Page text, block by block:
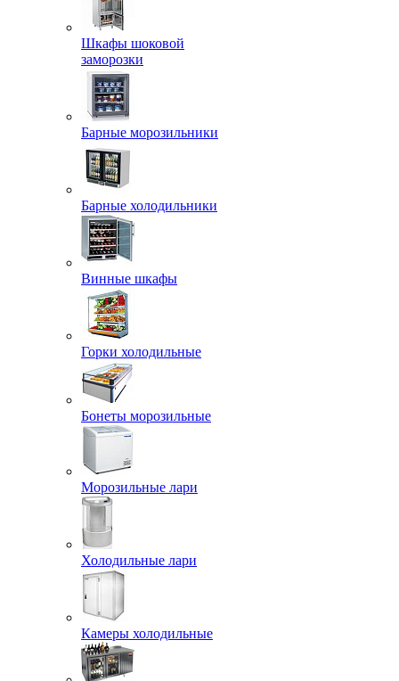
Шкафы шоковой
заморозки
Барные морозильники
Барные холодильники
Винные шкафы
Горки холодильные
Бонеты морозильные
Морозильные лари
Холодильные лари
Камеры холодильные